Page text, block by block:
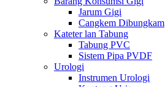
Jarum Gigi
Cangkem Dibungkam
Kateter lan Tabung
Tabung PVC
Sistem Pipa PVDF
Urologi
Instrumen Urologi